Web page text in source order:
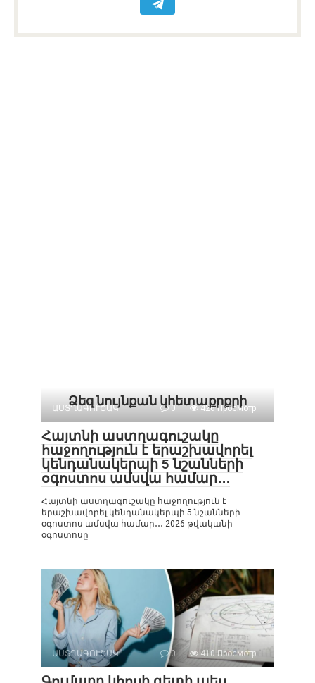
Ձեզ նույնքան կհետաքրքրի
ԱՍՏՂԱԳՈՒՇԱԿ 0 426 Просмотр
Հայտնի աստղագուշակը
հաջողություն է երաշխավորել
կենդանակերպի 5 նշանների
օգոստոս ամսվա համար․․․
Հայտնի աստղագուշակը հաջողություն է
երաշխավորել կենդանակերպի 5 նշանների
օգոստոս ամսվա համար․․․ 2026 թվականի
օգոստոսը
ԱՍՏՂԱԳՈՒՇԱԿ 0 410 Просмотр